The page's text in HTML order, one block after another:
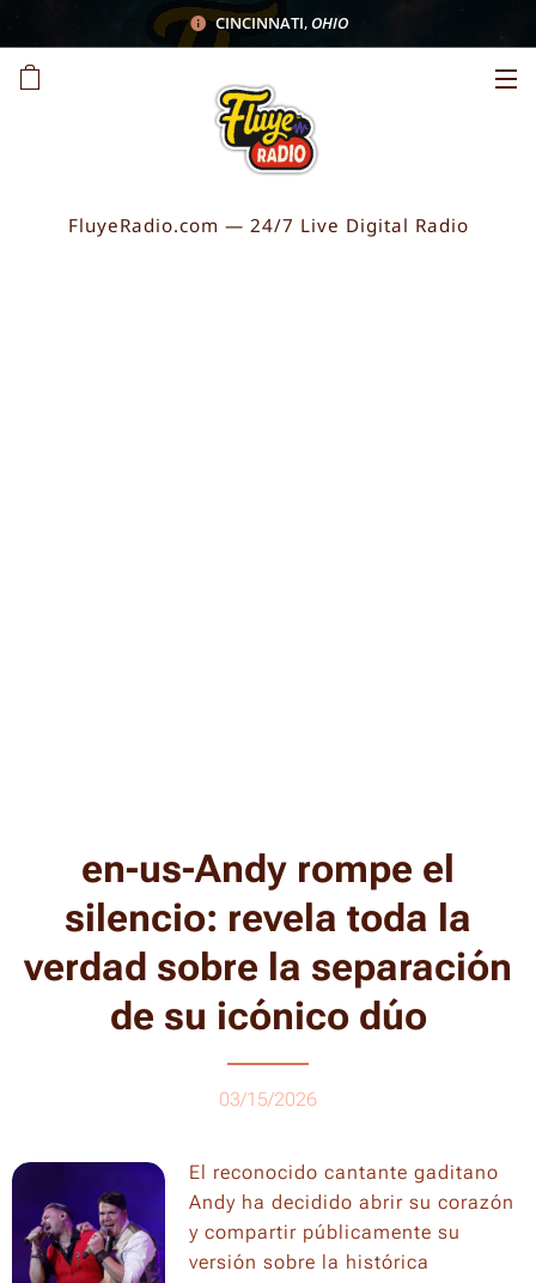
CINCINNATI,OHIO
FluyeRadio.com — 24/7 Live Digital Radio
en-us-Andy rompe el
silencio: revela toda la
verdad sobre la separación
de su icónico dúo
03/15/2026
El reconocido cantante gaditano
Andy ha decidido abrir su corazón
y compartir públicamente su
versión sobre la histórica